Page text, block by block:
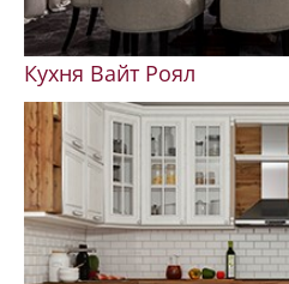
Кухня Вайт Роял